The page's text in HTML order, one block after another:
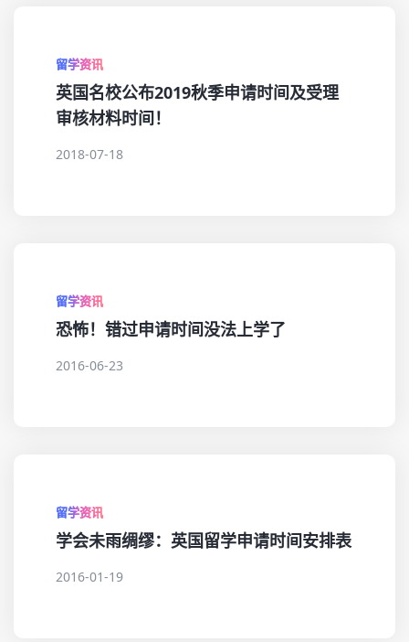
留学资讯
英国名校公布2019秋季申请时间及受理
审核材料时间！
2018-07-18
留学资讯
恐怖！错过申请时间没法上学了
2016-06-23
留学资讯
学会未雨绸缪：英国留学申请时间安排表
2016-01-19